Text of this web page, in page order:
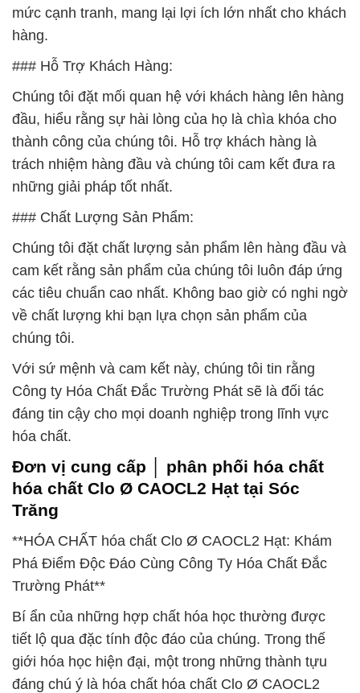
mức cạnh tranh, mang lại lợi ích lớn nhất cho khách
hàng.
### Hỗ Trợ Khách Hàng:
Chúng tôi đặt mối quan hệ với khách hàng lên hàng
đầu, hiểu rằng sự hài lòng của họ là chìa khóa cho
thành công của chúng tôi. Hỗ trợ khách hàng là
trách nhiệm hàng đầu và chúng tôi cam kết đưa ra
những giải pháp tốt nhất.
### Chất Lượng Sản Phẩm:
Chúng tôi đặt chất lượng sản phẩm lên hàng đầu và
cam kết rằng sản phẩm của chúng tôi luôn đáp ứng
các tiêu chuẩn cao nhất. Không bao giờ có nghi ngờ
về chất lượng khi bạn lựa chọn sản phẩm của
chúng tôi.
Với sứ mệnh và cam kết này, chúng tôi tin rằng
Công ty Hóa Chất Đắc Trường Phát sẽ là đối tác
đáng tin cậy cho mọi doanh nghiệp trong lĩnh vực
hóa chất.
Đơn vị cung cấp │ phân phối hóa chất
hóa chất Clo Ø CAOCL2 Hạt tại Sóc
Trăng
**HÓA CHẤT hóa chất Clo Ø CAOCL2 Hạt: Khám
Phá Điểm Độc Đáo Cùng Công Ty Hóa Chất Đắc
Trường Phát**
Bí ẩn của những hợp chất hóa học thường được
tiết lộ qua đặc tính độc đáo của chúng. Trong thế
giới hóa học hiện đại, một trong những thành tựu
đáng chú ý là hóa chất hóa chất Clo Ø CAOCL2